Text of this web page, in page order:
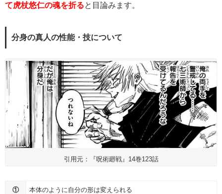
て虎杖悠仁の魂を折ると目論みます。
分身の真人の性能・技について
引用元：『呪術廻戦』14巻123話
① 本体のように自分の形は変えられる